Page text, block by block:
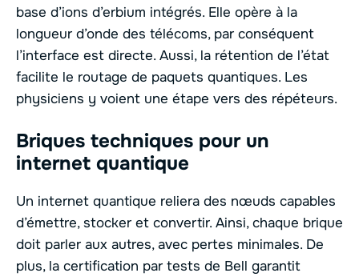
base d’ions d’erbium intégrés. Elle opère à la
longueur d’onde des télécoms, par conséquent
l’interface est directe. Aussi, la rétention de l’état
facilite le routage de paquets quantiques. Les
physiciens y voient une étape vers des répéteurs.
Briques techniques pour un
internet quantique
Un internet quantique reliera des nœuds capables
d’émettre, stocker et convertir. Ainsi, chaque brique
doit parler aux autres, avec pertes minimales. De
plus, la certification par tests de Bell garantit